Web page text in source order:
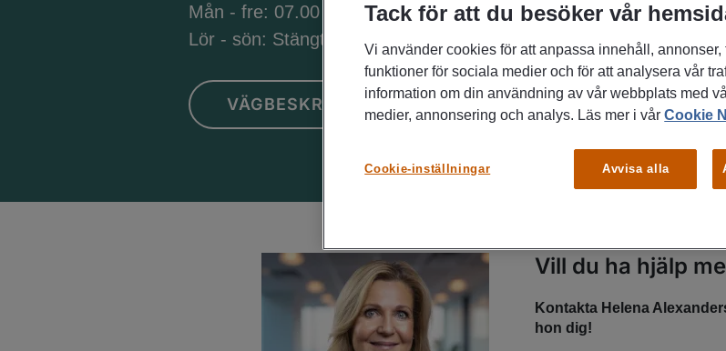
Mån - fre: 07.00 - 18.00
Lör - sön: Stängt
0771-55 99 20
VÄGBESKRIVNING
Vill du ha hjälp
Kontakta Helena
hon dig!
Tack för att du besöker vår
Vi använder cookies för att anpassa innehåll,
funktioner för sociala medier och för att analysera vår
information om din användning av vår webbplats med
medier, annonsering och analys. Läs mer i vårCookie
Avvisa alla
Cookie-inställningar